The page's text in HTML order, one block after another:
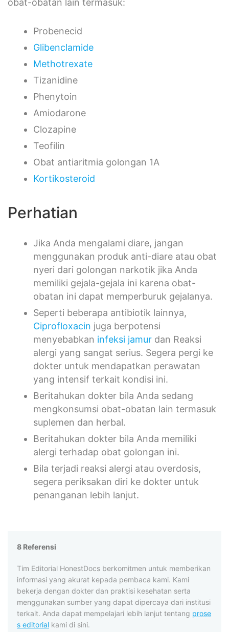
obat-obatan lain termasuk:
Probenecid
Glibenclamide
Methotrexate
Tizanidine
Phenytoin
Amiodarone
Clozapine
Teofilin
Obat antiaritmia golongan 1A
Kortikosteroid
Perhatian
Jika Anda mengalami diare, jangan
menggunakan produk anti-diare atau obat
nyeri dari golongan narkotik jika Anda
memiliki gejala-gejala ini karena obat-
obatan ini dapat memperburuk gejalanya.
Seperti beberapa antibiotik lainnya,
Ciprofloxacin juga berpotensi
menyebabkan infeksi jamur dan Reaksi
alergi yang sangat serius. Segera pergi ke
dokter untuk mendapatkan perawatan
yang intensif terkait kondisi ini.
Beritahukan dokter bila Anda sedang
mengkonsumsi obat-obatan lain termasuk
suplemen dan herbal.
Beritahukan dokter bila Anda memiliki
alergi terhadap obat golongan ini.
Bila terjadi reaksi alergi atau overdosis,
segera periksakan diri ke dokter untuk
penanganan lebih lanjut.
8 Referensi
Tim Editorial HonestDocs berkomitmen untuk memberikan
informasi yang akurat kepada pembaca kami. Kami
bekerja dengan dokter dan praktisi kesehatan serta
menggunakan sumber yang dapat dipercaya dari institusi
terkait. Anda dapat mempelajari lebih lanjut tentang prose
s editorial kami di sini.